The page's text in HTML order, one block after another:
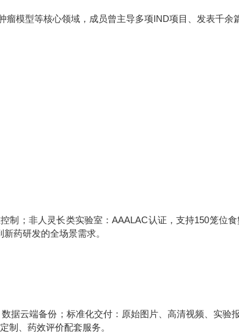
模型等核心领域，成员曾主导多项IND项目、发表千余
制；非人灵长类实验室：AAALAC认证，支持150笼位
药研发的全场景需求。
据云端备份；标准化交付：原始图片、高清视频、实验
制、药效评价配套服务。